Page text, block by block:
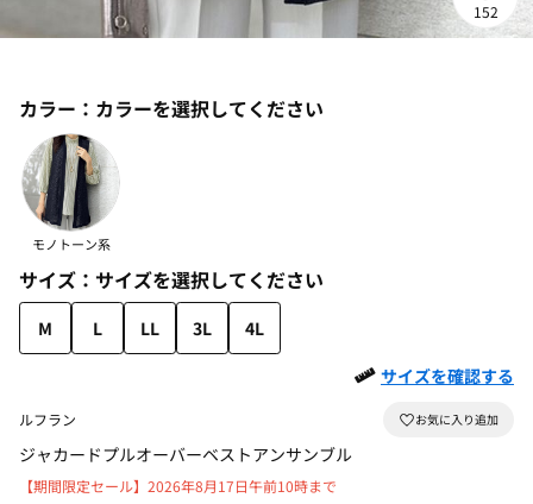
152
カラー： カラーを選択してください
モノトーン系
サイズ： サイズを選択してください
M L LL 3L
4L
サイズを確認する
ルフラン
ジャカードプルオーバーベストアンサンブル
【期間限定セール】2026年8月17日午前10時まで